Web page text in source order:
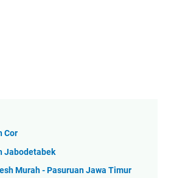
Cor
Jabodetabek
Murah - Pasuruan Jawa Timur